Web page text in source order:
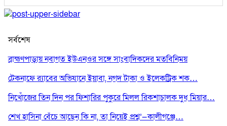
সর্বশেষ
ব্রাহ্মণপাড়ায় নবাগত ইউএনওর সঙ্গে সাংবাদিকদের মতবিনিময়
টেকনাফে র‌্যাবের অভিযানে ইয়াবা, নগদ টাকা ও ইলেকট্রিক শক…
নিখোঁজের তিন দিন পর ফিশারির পুকুরে মিলল রিকশাচালক দুধ মিয়ার…
শেখ হাসিনা বেঁচে আছেন কি না, তা নিয়েই প্রশ্ন’—কালীগঞ্জে…